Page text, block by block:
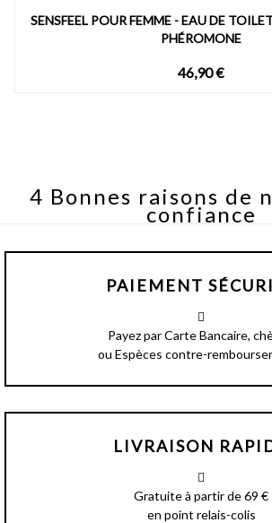
SENSFEEL POUR FEMME - EAU DE
PHÉROMONE
46,90 €
4 Bonnes raisons de
confiance
PAIEMENT
Payez par Carte Bancaire,
ou Espèces contre-
LIVRAISON
Gratuite à partir de 69 €
en point relais-colis